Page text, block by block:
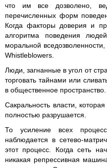
что им все дозволено,
перечисленных форм
Когда факторы доверия и
алгоритма поведения
моральной
Whistleblowers.
Люди, загнанные в угол от
торговать тайнами или
в общественное пространство.
Сакральность власти,
полностью разрушается.
То усиление всех
наблюдается в сетево-
этот процесс. Когда сеть
никакая репрессивная